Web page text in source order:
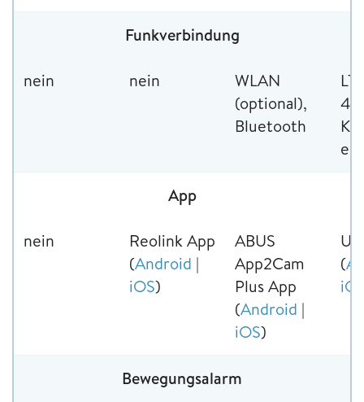
Funkverbindung
nein nein
WLAN
(optional),
Bluetooth
App
nein
Reolink App
(Android |
iOS)
ABUS
App2Cam
Plus App
(Android |
iOS)
(
Bewegungsalarm